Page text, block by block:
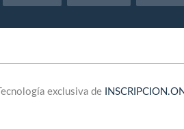
Tecnología exclusiva de